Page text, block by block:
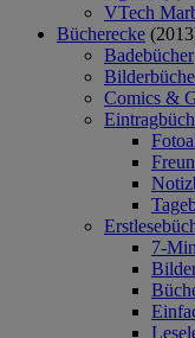
VTech
Bücherecke
Badebücher
Comics &
7-